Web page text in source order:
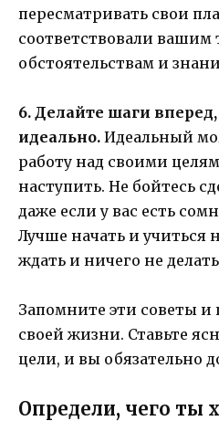
пересматривать свои
соответствовали
обстоятельствам и
6. Делайте шаги
идеально. Идеальный
работу над своими
наступить. Не бойтесь
даже если у вас есть
Лучше начать и учиться
ждать и ничего не
Запомните эти советы
своей жизни. Ставьте
цели, и вы обязательно
Определи, чего ты